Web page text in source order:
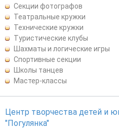
Секции фотографов
Театральные кружки
Технические кружки
Туристические клубы
Шахматы и логические игры
Спортивные секции
Школы танцев
Мастер-классы
Центр творчества детей и
"Погулянка"